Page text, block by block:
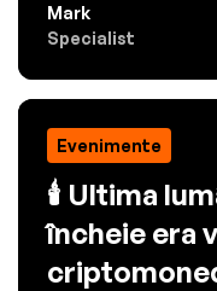
Mark
Specialist
Evenimente
🕯️ Ultima
încheie era